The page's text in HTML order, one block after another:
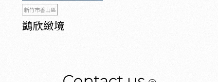
新竹市香山區
鷁欣緻境